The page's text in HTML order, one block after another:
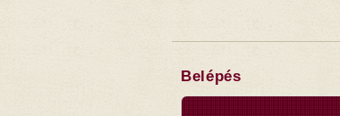
Belépés